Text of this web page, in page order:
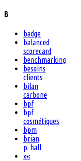
B
badge
balanced
scorecard
benchmarking
besoins
clients
bilan
carbone
bpf
bpf
cosmétiques
bpm
brian
p. hall
»«